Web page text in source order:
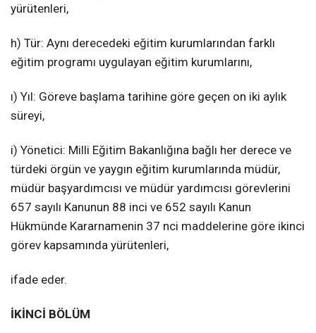
yürütenleri,
h) Tür: Aynı derecedeki eğitim kurumlarından farklı
eğitim programı uygulayan eğitim kurumlarını,
ı) Yıl: Göreve başlama tarihine göre geçen on iki aylık
süreyi,
i) Yönetici: Milli Eğitim Bakanlığına bağlı her derece ve
türdeki örgün ve yaygın eğitim kurumlarında müdür,
müdür başyardımcısı ve müdür yardımcısı görevlerini
657 sayılı Kanunun 88 inci ve 652 sayılı Kanun
Hükmünde Kararnamenin 37 nci maddelerine göre ikinci
görev kapsamında yürütenleri,
ifade eder.
İKİNCİ BÖLÜM